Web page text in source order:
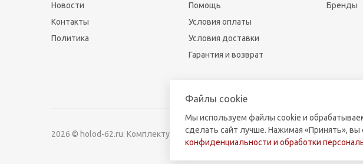
Новости
Контакты
Политика
Помощь
Условия оплаты
Условия доставки
Гарантия и возврат
Бренды
2026 © holod-62.ru. Комплектующие для бытовой и коммерческой техники.
Файлы cookie
Мы используем файлы cookie и
сделать сайт лучше. Нажимая «Принять», вы
конфиденциальности и обработки